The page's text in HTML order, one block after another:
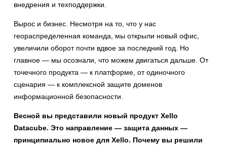
внедрения и техподдержки.
Вырос и бизнес. Несмотря на то, что у нас
геораспределенная команда, мы открыли новый офис,
увеличили оборот почти вдвое за последний год. Но
главное — мы осознали, что можем двигаться дальше. От
точечного продукта — к платформе, от одиночного
сценария — к комплексной защите доменов
информационной безопасности.
Весной вы представили новый продукт Xello
Datacube. Это направление — защита данных —
принципиально новое для Xello. Почему вы решили